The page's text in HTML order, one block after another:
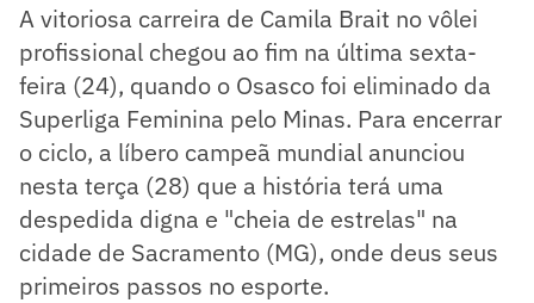
A vitoriosa carreira de Camila Brait no vôlei
profissional chegou ao fim na última sexta-
feira (24), quando o Osasco foi eliminado da
Superliga Feminina pelo Minas. Para encerrar
o ciclo, a líbero campeã mundial anunciou
nesta terça (28) que a história terá uma
despedida digna e "cheia de estrelas" na
cidade de Sacramento (MG), onde deus seus
primeiros passos no esporte.